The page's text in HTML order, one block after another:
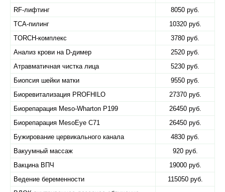
RF-лифтинг
8050 руб.
TCA-пилинг
10320 руб.
TORCH-комплекс
3780 руб.
Анализ крови на D-димер
2520 руб.
Атравматичная чистка лица
5230 руб.
Биопсия шейки матки
9550 руб.
Биоревитализация PROFHILO
27370 руб.
Биорепарация Meso-Wharton P199
26450 руб.
Биорепарация MesoEye C71
26450 руб.
Бужирование цервикального канала
4830 руб.
Вакуумный массаж
920 руб.
Вакцина ВПЧ
19000 руб.
Ведение беременности
115050 руб.